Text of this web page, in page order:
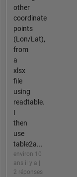
other
coordinate
points
(Lon/Lat),
from
a
xlsx
file
using
readtable.
I
then
use
table2a...
environ 10
ans il y a |
2 réponses